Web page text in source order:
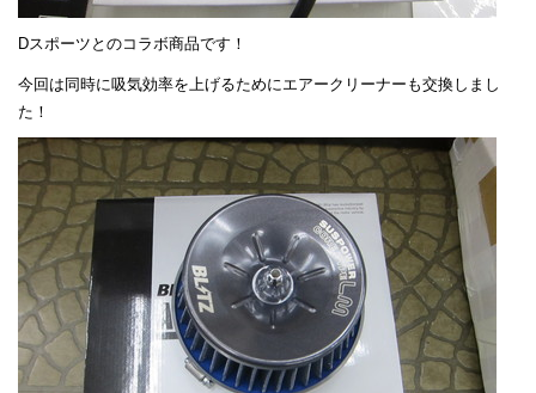
Dスポーツとのコラボ商品です！
今回は同時に吸気効率を上げるためにエアークリーナーも交換しまし
た！